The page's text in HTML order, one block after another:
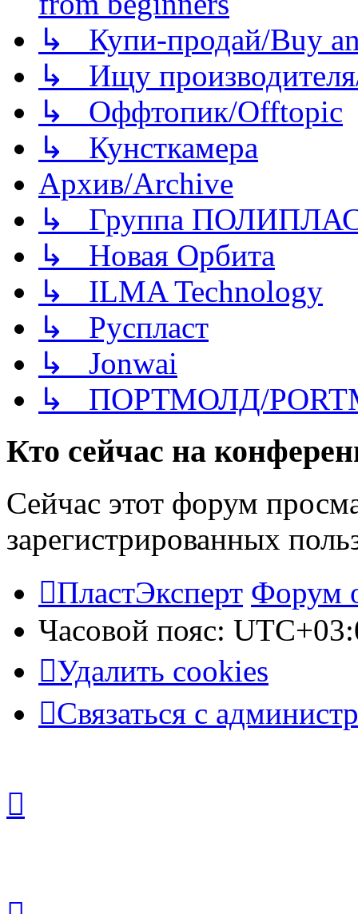
↳ Купи-продай/Buy
↳ Ищу
↳ Оффтопик/Offtopic
↳ Кунсткамера
Архив/Archive
↳ Группа
↳ Новая Орбита
↳ ILMA Technology
↳ Руспласт
↳ Jonwai
↳ ПОРТМОЛД/
Кто сейчас на
Сейчас этот форум
зарегистрированных
ПластЭксперт Форум
Часовой пояс:
Удалить cookies
Связаться с